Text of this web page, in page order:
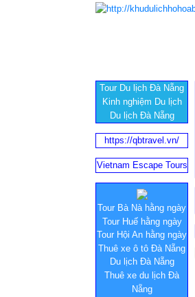
Tour Du lịch Đà Nẵng
Kinh nghiệm Du lịch
Du lịch Đà Nẵng
https://qbtravel.vn/
Vietnam Escape Tours
Tour Bà Nà hằng ngày
Tour Huế hằng ngày
Tour Hội An hằng ngày
Thuê xe ô tô Đà Nẵng
Du lịch Đà Nẵng
Thuê xe du lịch Đà
Nẵng